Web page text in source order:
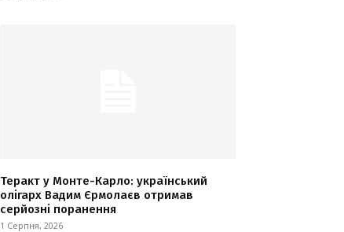
Теракт у Монте-Карло: український
олігарх Вадим Єрмолаєв отримав
серйозні поранення
1 Серпня, 2026